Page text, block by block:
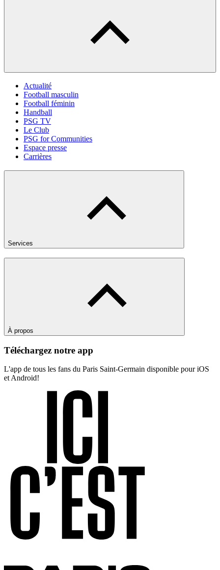
Actualité
Football masculin
Football féminin
Handball
PSG TV
Le Club
PSG for Communities
Espace presse
Carrières
Services
À propos
Téléchargez notre app
L'app de tous les fans du Paris Saint-Germain disponible pour iOS
et Android!